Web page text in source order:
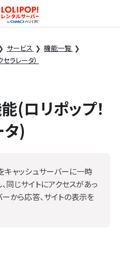
ロリポップ！レンタル
サービス
機能一覧
ラレータ）
(ロリポップ！
タ)
キャッシュサーバーに一時
同じサイトにアクセスがあっ
から応答、サイトの表示を